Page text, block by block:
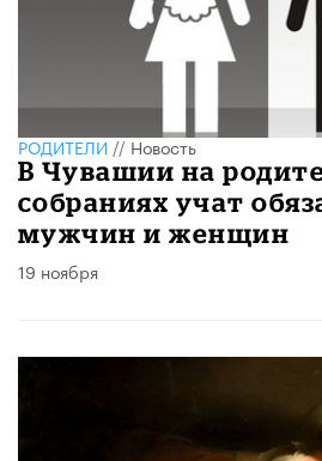
РОДИТЕЛИ//Новость
В Чувашии на
собраниях учат
мужчин и женщин
19 ноября